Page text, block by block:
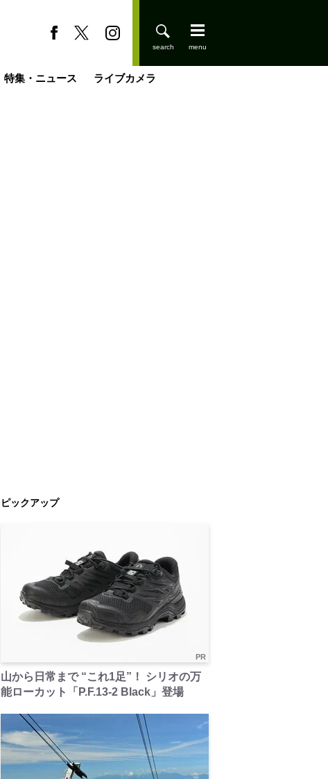
特集・ニュース ライブカメラ
ピックアップ
PR
山から日常まで “これ1足”！ シリオの万
能ローカット「P.F.13-2 Black」登場